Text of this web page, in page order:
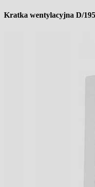
Kratka wentylacyjna D/